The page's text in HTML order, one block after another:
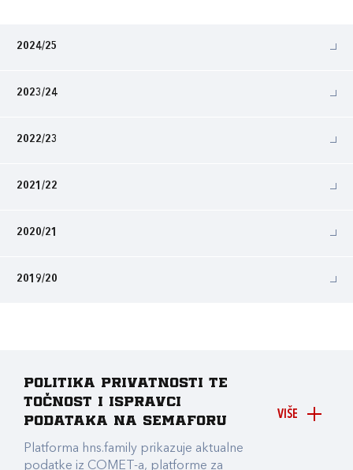
2024/25
2023/24
2022/23
2021/22
2020/21
2019/20
VIŠE
Politika privatnosti te
točnost i ispravci
podataka na Semaforu
Platforma hns.family prikazuje aktualne
podatke iz COMET-a, platforme za